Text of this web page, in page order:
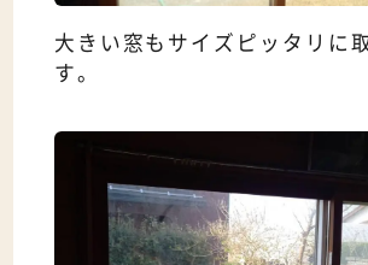
大きい窓もサイズピッタリに
す。